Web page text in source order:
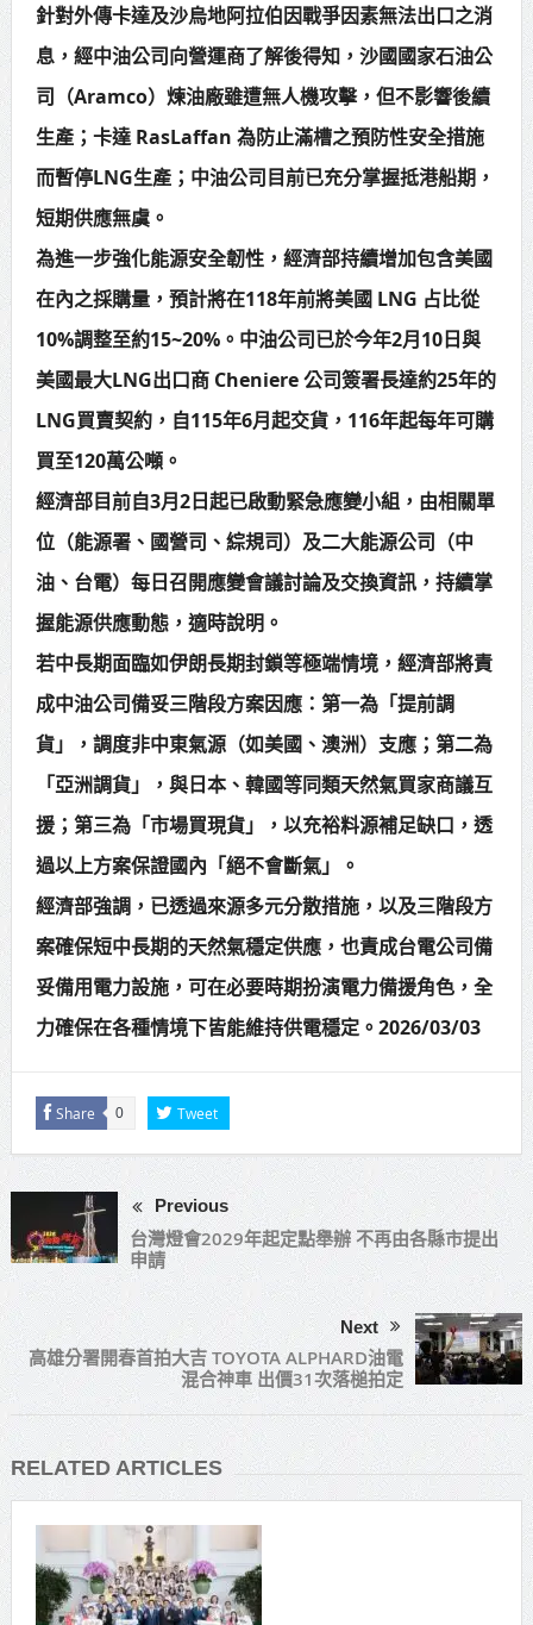
針對外傳卡達及沙烏地阿拉伯因戰爭因素無法出口之消
息，經中油公司向營運商了解後得知，沙國國家石油公
司（Aramco）煉油廠雖遭無人機攻擊，但不影響後續
生產；卡達 RasLaffan 為防止滿槽之預防性安全措施
而暫停LNG生產；中油公司目前已充分掌握抵港船期，
短期供應無虞。
為進一步強化能源安全韌性，經濟部持續增加包含美國
在內之採購量，預計將在118年前將美國 LNG 占比從
10%調整至約15~20%。中油公司已於今年2月10日與
美國最大LNG出口商 Cheniere 公司簽署長達約25年的
LNG買賣契約，自115年6月起交貨，116年起每年可購
買至120萬公噸。
經濟部目前自3月2日起已啟動緊急應變小組，由相關單
位（能源署、國營司、綜規司）及二大能源公司（中
油、台電）每日召開應變會議討論及交換資訊，持續掌
握能源供應動態，適時說明。
若中長期面臨如伊朗長期封鎖等極端情境，經濟部將責
成中油公司備妥三階段方案因應：第一為「提前調
貨」，調度非中東氣源（如美國、澳洲）支應；第二為
「亞洲調貨」，與日本、韓國等同類天然氣買家商議互
援；第三為「市場買現貨」，以充裕料源補足缺口，透
過以上方案保證國內「絕不會斷氣」。
經濟部強調，已透過來源多元分散措施，以及三階段方
案確保短中長期的天然氣穩定供應，也責成台電公司備
妥備用電力設施，可在必要時期扮演電力備援角色，全
力確保在各種情境下皆能維持供電穩定。2026/03/03
Share 0 Tweet
Previous
台灣燈會2029年起定點舉辦 不再由各縣市提出
申請
Next
高雄分署開春首拍大吉 TOYOTA ALPHARD油電
混合神車 出價31次落槌拍定
RELATED ARTICLES